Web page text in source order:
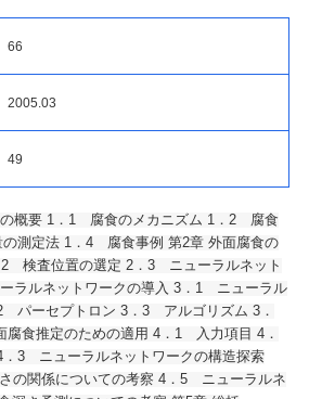
66
2005.03
49
の概要 1．1 腐食のメカニズム 1．2 腐食
測定法 1．4 腐食事例 第2章 外面腐食の
検査位置の選定 2．3 ニューラルネット
ラルネットワークの導入 3．1 ニューラル
パーセプトロン 3．3 アルゴリズム 3．
食推定のための適用 4．1 入力項目 4．
3 ニューラルネットワークの構造探索
の関係についての考察 4．5 ニューラルネ